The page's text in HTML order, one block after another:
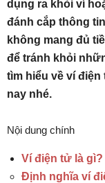
dụng ra khỏi ví
đánh cắp thông
không mang đủ
để tránh khỏi
tìm hiểu về ví
nay nhé.
Nội dung chính
Ví điện tử là gì?
Định nghĩa ví